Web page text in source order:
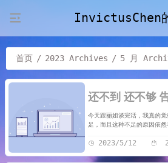
InvictusChen
首页 / 2023 Archives / 5 月
还不到 还不够
今天跟丽姐谈完话，我真的
足，而且这种不足的原因依然
2023/5/12